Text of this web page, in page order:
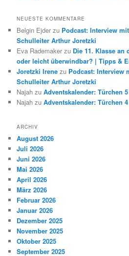
NEUESTE KOMMENTARE
Belgin Ejder zu Podcast: Interview
Schulleiter Arthur Joretzki
Eva Rademaker zu Die 11. Klasse an
oder leicht überwindbar? | Tipps &
Joretzki Irene zu Podcast: Interview
Schulleiter Arthur Joretzki
Najah zuAdventskalender: Türchen 5
Najah zuAdventskalender: Türchen 4
ARCHIV
August 2026
Juli 2026
Juni 2026
Mai 2026
April 2026
März 2026
Februar 2026
Januar 2026
Dezember 2025
November 2025
Oktober 2025
September 2025